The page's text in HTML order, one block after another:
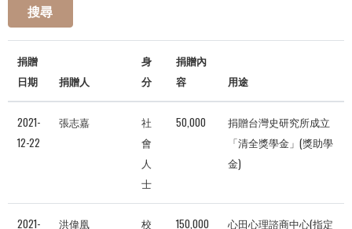
搜尋
捐贈
日期
捐贈人
身
分
捐贈內
容
用途
2021-
12-22
張志嘉
社
會
人
士
50,000
捐贈台灣史研究所成立
「清全獎學金」(獎助學
金)
2021-
洪偉凰
校
150,000
心田心理諮商中心(指定